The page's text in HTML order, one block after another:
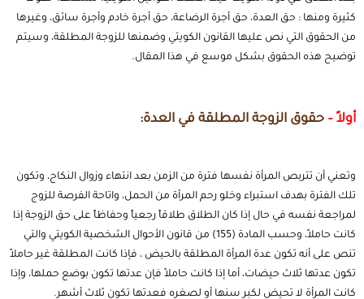
كثيرة ومنها : حق العدة، حق أجرة الرضاعة، حق أجرة خادم وأجرة سائق، وغيرها
من الحقوق التي نص عليها القانون الكويتي وضمنها للزوجة المطلقة، وسيتم
توضيح هذه الحقوق بشكل موسع في هذا المقال.
أولاً – حقوق الزوجة المطلقة في العدة:
وتعني أن تتربص المرأة نفسها فترة من الزمن بعد انتهاء وزوال النكاح، وتكون
تلك الفترة بهدف استبراء وخلو رحم المرأة من الحمل، واتاحة الفرصة للزوج
لمراجعة نفسه في حال إذا كان الطلاق طلاقاً رجعياً وحفاظاً على حق الزوجة إذا
كانت حاملاً، وحسب المادة (155) من
قانون الأحوال الشخصية الكويتي والتي
تنص على أنه تكون عدة المرأة المطلقة بالحيض ، فإذا كانت المطلقة غير حاملاً
تكون عدتها ثلاث حيضات، أما إذا كانت حاملاً فإن عدتها تكون بوضع حملها، وإذا
كانت المرأة لا تحيض لكبر سنها أو لصغره فعدتها تكون ثلاث أشهر.